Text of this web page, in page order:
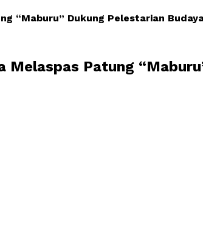
“Maburu” Dukung Pelestarian
Patung